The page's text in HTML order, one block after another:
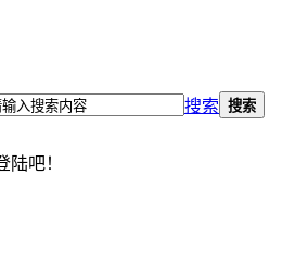
搜索 搜索
吧！